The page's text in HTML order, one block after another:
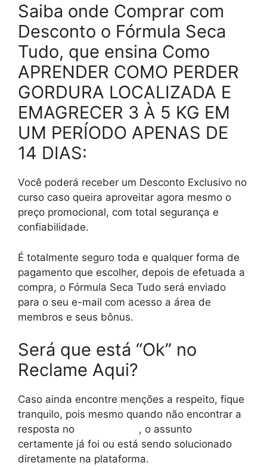
Saiba onde Comprar com
Desconto o Fórmula Seca
Tudo, que ensina Como
APRENDER COMO PERDER
GORDURA LOCALIZADA E
EMAGRECER 3 À 5 KG EM
UM PERÍODO APENAS DE
14 DIAS:
Você poderá receber um Desconto Exclusivo no
curso caso queira aproveitar agora mesmo o
preço promocional, com total segurança e
confiabilidade.
É totalmente seguro toda e qualquer forma de
pagamento que escolher, depois de efetuada a
compra, o Fórmula Seca Tudo será enviado
para o seu e-mail com acesso a área de
membros e seus bônus.
Será que está “Ok” no
Reclame Aqui?
Caso ainda encontre menções a respeito, fique
tranquilo, pois mesmo quando não encontrar a
resposta no
, o assunto
certamente já foi ou está sendo solucionado
diretamente na plataforma.